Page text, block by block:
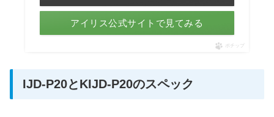
アイリス公式サイトで見てみる
ポチップ
IJD-P20とKIJD-P20のスペック